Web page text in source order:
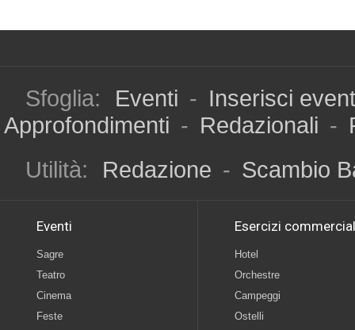
Sfoglia: Eventi - Inserisci
Approfondimenti - Redazionali -
Utilità:
Redazione - Scambio
Eventi
Sagre
Teatro
Cinema
Feste
Esercizi
Hotel
Orchestre
Campeggi
Ostelli